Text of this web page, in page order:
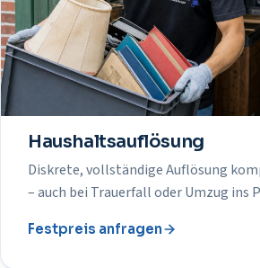
Haushaltsauflösung
Diskrete, vollständige Auflösung
– auch bei Trauerfall oder Umzug ins
Festpreis anfragen